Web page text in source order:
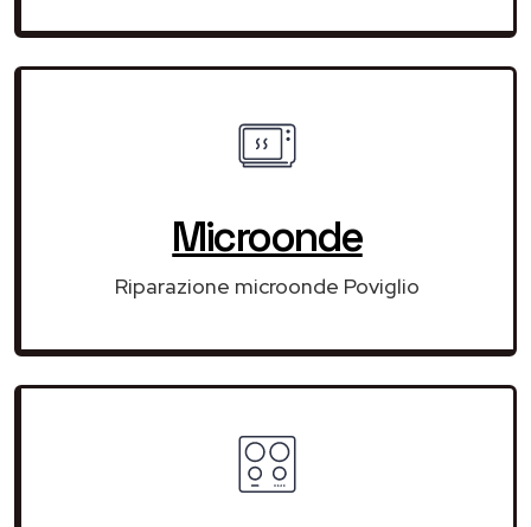
Microonde
Riparazione microonde Poviglio